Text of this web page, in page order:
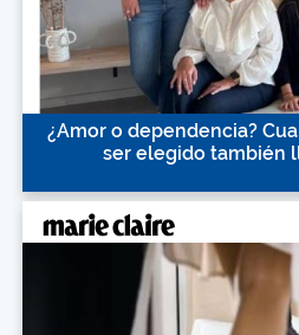
¿Amor o dependencia?
ser elegido también